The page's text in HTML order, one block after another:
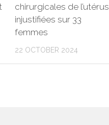
chirurgicales de l’utérus
injustifiées sur 33
femmes
22 OCTOBER 2024